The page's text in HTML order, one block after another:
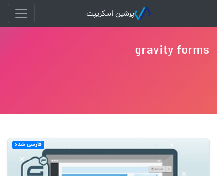
پرشین اسکریپت
gravity forms
فارسی شده